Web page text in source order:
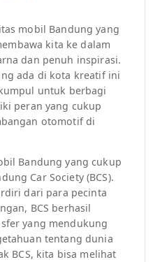
mobil Bandung yang
kita ke dalam
dan penuh inspirasi.
ada di kota kreatif ini
untuk berbagi
peran yang cukup
otomotif di
Bandung yang cukup
Car Society (BCS).
dari para pecinta
BCS berhasil
yang mendukung
tentang dunia
BCS, kita bisa melihat